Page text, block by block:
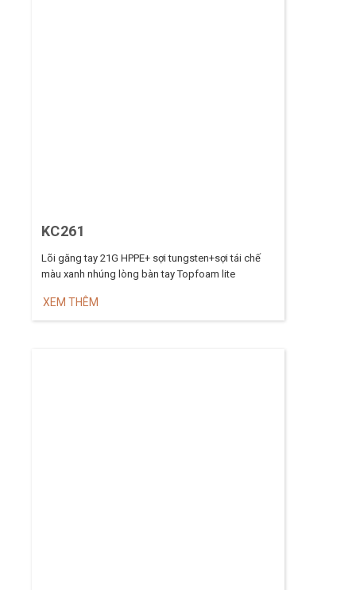
KC261
Lõi găng tay 21G HPPE+ sợi tungsten+sợi tái chế
màu xanh nhúng lòng bàn tay Topfoam lite
XEM THÊM